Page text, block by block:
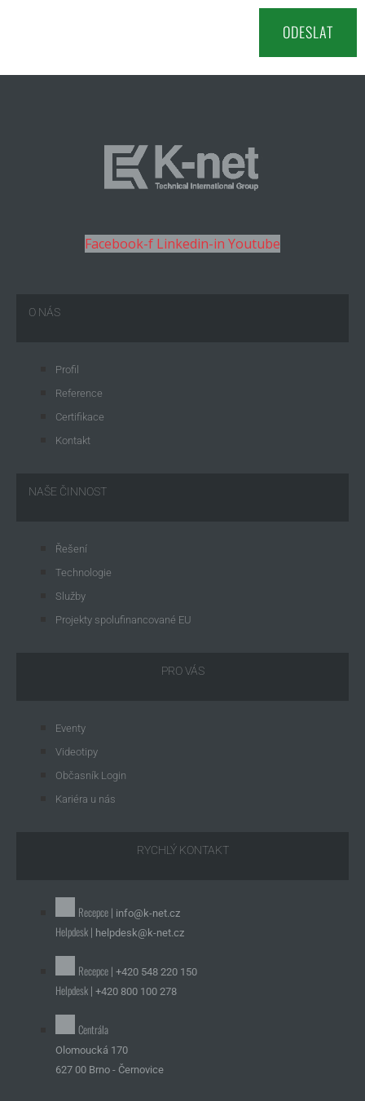
Facebook-f Linkedin-in Youtube
O NÁS
Profil
Reference
Certifikace
Kontakt
NAŠE ČINNOST
Řešení
Technologie
Služby
Projekty spolufinancované EU
PRO VÁS
Eventy
Videotipy
Občasník Login
Kariéra u nás
RYCHLÝ KONTAKT
Recepce | info@k-net.cz
Helpdesk | helpdesk@k-net.cz
Recepce | +420 548 220 150
Helpdesk | +420 800 100 278
Centrála
Olomoucká 170
627 00 Brno - Černovice